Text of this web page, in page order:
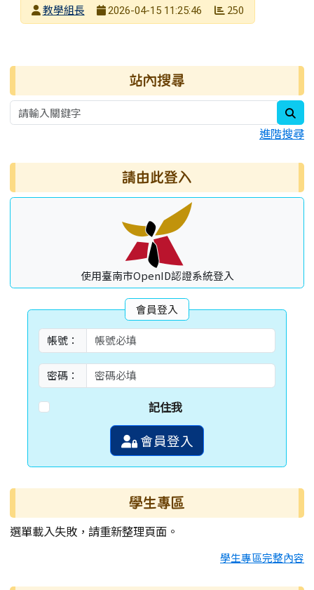
發布者
教學組長
2026-04-15 11:25:46 250
右邊區域內容 站內搜尋
進階搜尋
請由此登入
使用臺南市OpenID認證系統登入
會員登入
帳號：
密碼：
記住我
會員登入
學生專區
選單載入失敗，請重新整理頁面。
學生專區完整內容